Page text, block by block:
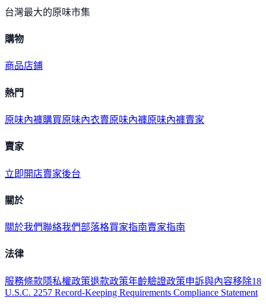
台灣最大的原味市集
購物
商品店鋪
熱門
原味內褲購買原味內衣賣原味內褲原味內褲賣家
賣家
立即開店賣家後台
關於
關於我們聯絡我們部落格買家指南賣家指南
法律
服務條款隱私權政策退款政策年齡驗證政策申訴與內容移除18
U.S.C. 2257 Record-Keeping Requirements Compliance Statement